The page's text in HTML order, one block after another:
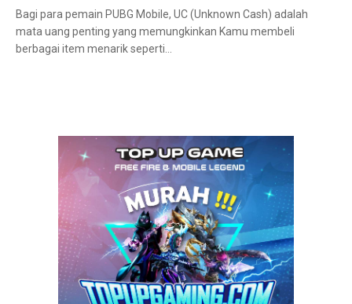
Bagi para pemain PUBG Mobile, UC (Unknown Cash) adalah
mata uang penting yang memungkinkan Kamu membeli
berbagai item menarik seperti…